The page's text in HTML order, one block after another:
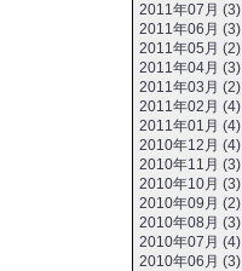
2011年07月 (3)
2011年06月 (3)
2011年05月 (2)
2011年04月 (3)
2011年03月 (2)
2011年02月 (4)
2011年01月 (4)
2010年12月 (4)
2010年11月 (3)
2010年10月 (3)
2010年09月 (2)
2010年08月 (3)
2010年07月 (4)
2010年06月 (3)